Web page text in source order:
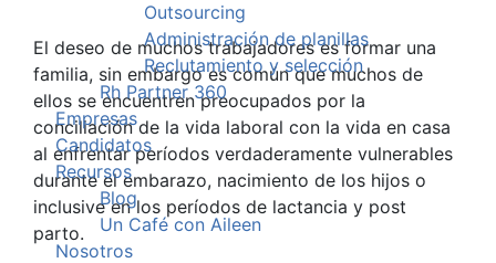
Outsourcing
Administración de planillas
Reclutamiento y selección
Rh Partner 360
Empresas
Candidatos
Recursos
Blog
Un Café con Aileen
Nosotros
El deseo de muchos trabajadores es formar una
familia, sin embargo es común que muchos de
ellos se encuentren preocupados por la
conciliación de la vida laboral con la vida en casa
al enfrentar períodos verdaderamente vulnerables
durante el embarazo, nacimiento de los hijos o
inclusive en los períodos de lactancia y post
parto.